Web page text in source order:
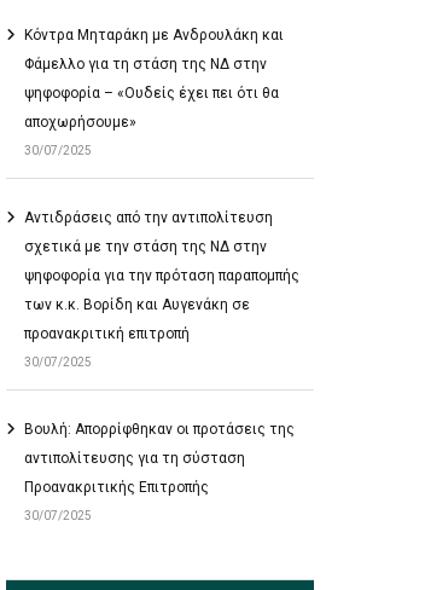
Κόντρα Μηταράκη με Ανδρουλάκη και
Φάμελλο για τη στάση της ΝΔ στην
ψηφοφορία – «Ουδείς έχει πει ότι θα
αποχωρήσουμε»
30/07/2025
Αντιδράσεις από την αντιπολίτευση
σχετικά με την στάση της ΝΔ στην
ψηφοφορία για την πρόταση παραπομπής
των κ.κ. Βορίδη και Αυγενάκη σε
προανακριτική επιτροπή
30/07/2025
Βουλή: Απορρίφθηκαν οι προτάσεις της
αντιπολίτευσης για τη σύσταση
Προανακριτικής Επιτροπής
30/07/2025